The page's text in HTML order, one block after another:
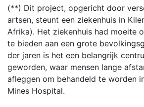
(**) Dit project, opgericht door
artsen, steunt een ziekenhuis in
Afrika). Het ziekenhuis had moeite
te bieden aan een grote
der jaren is het een belangrijk
geworden, waar mensen lange
afleggen om behandeld te worden
Mines Hospital.